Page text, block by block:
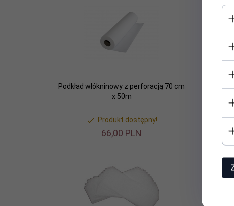
Podkład włókninowy z perforacją 70 cm
x 50m
Produkt dostępny!
66,00 PLN